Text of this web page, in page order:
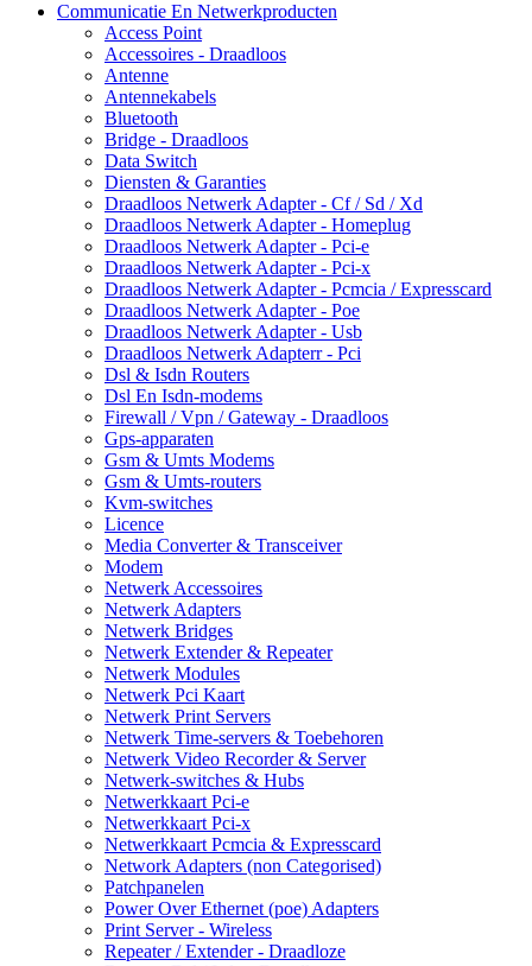
Communicatie En Netwerkproducten
Access Point
Accessoires - Draadloos
Antenne
Antennekabels
Bluetooth
Bridge - Draadloos
Data Switch
Diensten & Garanties
Draadloos Netwerk Adapter - Cf / Sd / Xd
Draadloos Netwerk Adapter - Homeplug
Draadloos Netwerk Adapter - Pci-e
Draadloos Netwerk Adapter - Pci-x
Draadloos Netwerk Adapter - Pcmcia / Expresscard
Draadloos Netwerk Adapter - Poe
Draadloos Netwerk Adapter - Usb
Draadloos Netwerk Adapterr - Pci
Dsl & Isdn Routers
Dsl En Isdn-modems
Firewall / Vpn / Gateway - Draadloos
Gps-apparaten
Gsm & Umts Modems
Gsm & Umts-routers
Kvm-switches
Licence
Media Converter & Transceiver
Modem
Netwerk Accessoires
Netwerk Adapters
Netwerk Bridges
Netwerk Extender & Repeater
Netwerk Modules
Netwerk Pci Kaart
Netwerk Print Servers
Netwerk Time-servers & Toebehoren
Netwerk Video Recorder & Server
Netwerk-switches & Hubs
Netwerkkaart Pci-e
Netwerkkaart Pci-x
Netwerkkaart Pcmcia & Expresscard
Network Adapters (non Categorised)
Patchpanelen
Power Over Ethernet (poe) Adapters
Print Server - Wireless
Repeater / Extender - Draadloze